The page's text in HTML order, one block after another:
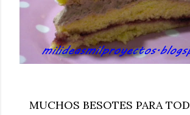
MUCHOS BESOTES PARA